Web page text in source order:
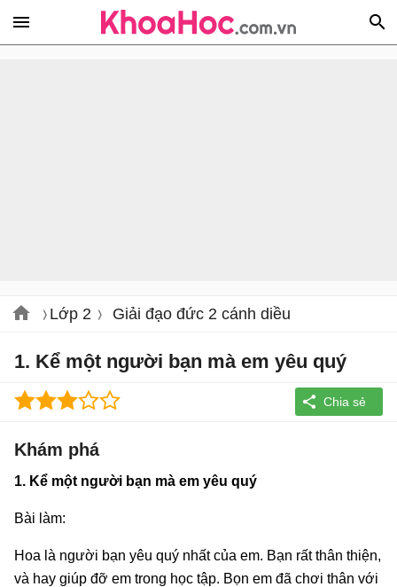
Lớp 2 Giải đạo đức 2 cánh diều
1. Kể một người bạn mà em yêu quý
Khám phá
1. Kể một người bạn mà em yêu quý
Bài làm:
Hoa là người bạn yêu quý nhất của em. Bạn rất thân thiện,
và hay giúp đỡ em trong học tập. Bọn em đã chơi thân với